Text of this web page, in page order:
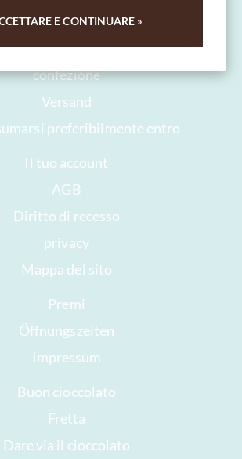
Domande e aiuto
Contatto
confezione
Versand
preferibilmente entro
Il tuo account
AGB
Diritto di recesso
privacy
Mappa del sito
Premi
Öffnungszeiten
Impressum
Buon cioccolato
Fretta
Dare via il cioccolato
E CONTINUARE »